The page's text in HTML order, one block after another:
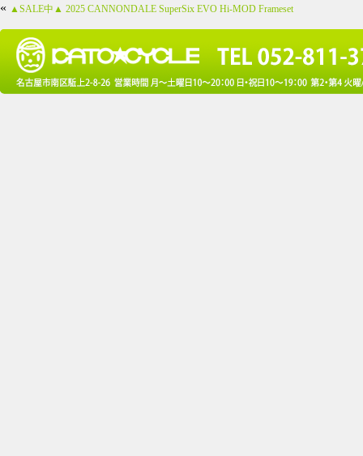
« ▲SALE中▲ 2025 CANNONDALE SuperSix EVO Hi-MOD Frameset